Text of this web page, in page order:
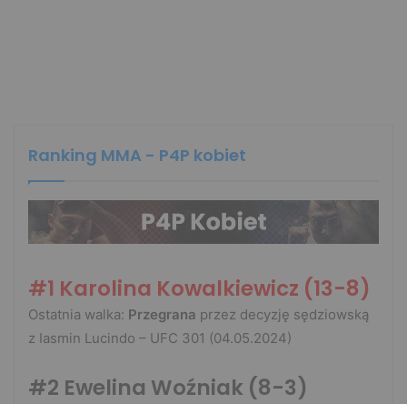
Ranking MMA - P4P kobiet
#1 Karolina Kowalkiewicz (13-8)
Ostatnia walka: Przegrana przez decyzję sędziowską
z Iasmin Lucindo – UFC 301 (04.05.2024)
#2 Ewelina Woźniak (8-3)